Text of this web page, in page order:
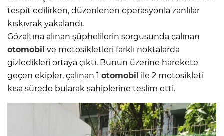
tespit edilirken, düzenlenen operasyonla zanlılar
kıskıvrak yakalandı.
Gözaltına alınan şüphelilerin sorgusunda çalınan
otomobil ve motosikletleri farklı noktalarda
gizledikleri ortaya çıktı. Bunun üzerine harekete
geçen ekipler, çalınan 1 otomobil ile 2 motosikleti
kısa sürede bularak sahiplerine teslim etti.